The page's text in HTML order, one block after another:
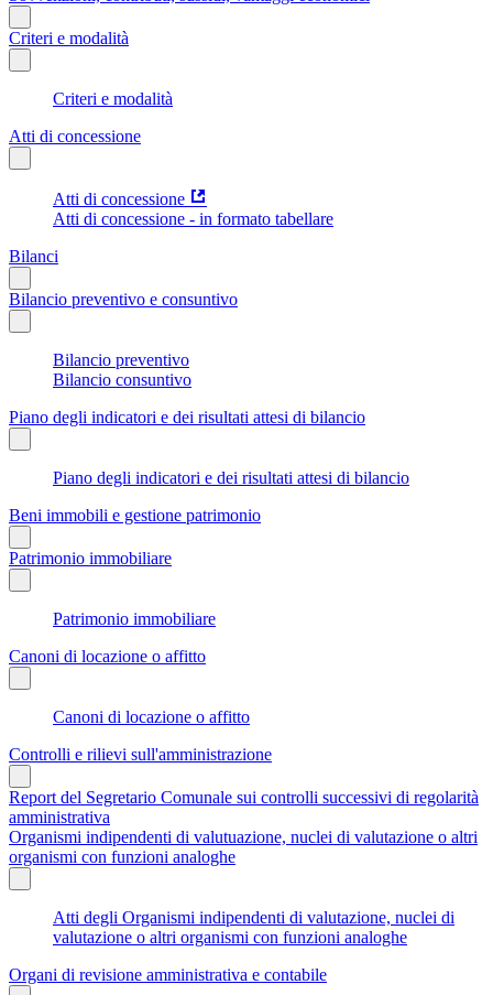
Criteri e modalità
Criteri e modalità
Atti di concessione
Atti di concessione
Atti di concessione - in formato tabellare
Bilanci
Bilancio preventivo e consuntivo
Bilancio preventivo
Bilancio consuntivo
Piano degli indicatori e dei risultati attesi di bilancio
Piano degli indicatori e dei risultati attesi di bilancio
Beni immobili e gestione patrimonio
Patrimonio immobiliare
Patrimonio immobiliare
Canoni di locazione o affitto
Canoni di locazione o affitto
Controlli e rilievi sull'amministrazione
Report del Segretario Comunale sui controlli successivi di regolarità
amministrativa
Organismi indipendenti di valutuazione, nuclei di valutazione o altri
organismi con funzioni analoghe
Atti degli Organismi indipendenti di valutazione, nuclei di
valutazione o altri organismi con funzioni analoghe
Organi di revisione amministrativa e contabile